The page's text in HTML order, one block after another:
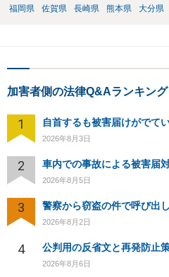
福岡県
佐賀県 長崎県 熊本県 大分県
加害者側の法律Q&Aランキング
1 自首するも被害届けがでて
2026年8月3日
2 車内での事故による被害届
2026年8月5日
3 警察から窃盗の件で呼び出
2026年8月2日
4 公判用の反省文と再発防止
2026年8月6日